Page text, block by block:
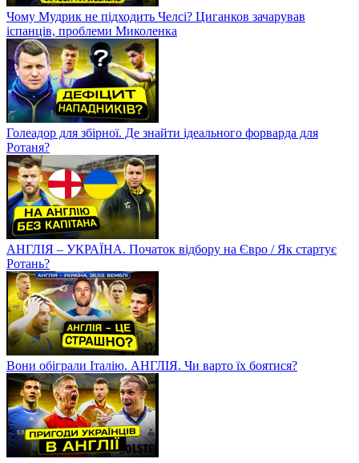
Чому Мудрик не підходить Челсі? Циганков зачарував
іспанців, проблеми Миколенка
Голеадор для збірної. Де знайти ідеального форварда для
Ротаня?
АНГЛІЯ – УКРАЇНА. Початок відбору на Євро / Як стартує
Ротань?
Вони обіграли Італію. АНГЛІЯ. Чи варто їх боятися?